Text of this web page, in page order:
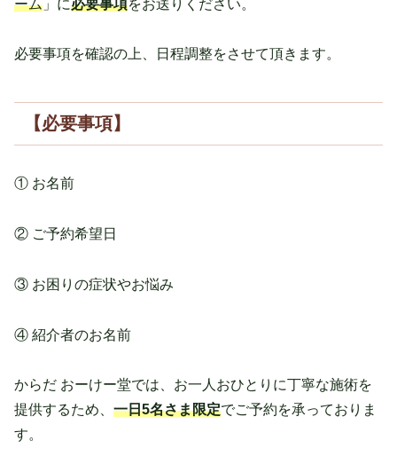
ーム 」に必要事項をお送りください。
必要事項を確認の上、日程調整をさせて頂きます。
【必要事項】
① お名前
② ご予約希望日
③ お困りの症状やお悩み
④ 紹介者のお名前
からだ おーけー堂では、お一人おひとりに丁寧な施術を
提供するため、 一日5名さま限定でご予約を承っておりま
す。